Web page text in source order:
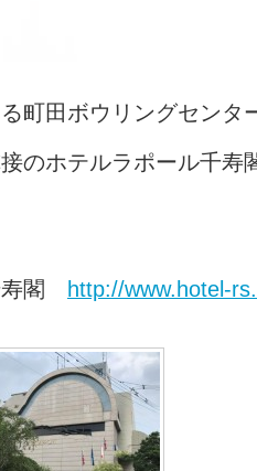
町田ボウリングセンタ
のホテルラポール千寿
寿閣 http://www.hotel-